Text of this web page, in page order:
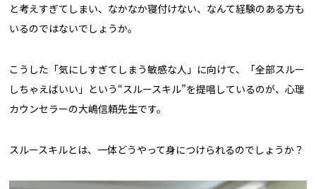
と考えすぎてしまい、なかなか寝付けない、なんて経験のある方も
いるのではないでしょうか。
こうした「気にしすぎてしまう敏感な人」に向けて、「全部スルー
しちゃえばいい」という“スルースキル”を提唱しているのが、心理
カウンセラーの大嶋信頼先生です。
スルースキルとは、一体どうやって身につけられるのでしょうか？